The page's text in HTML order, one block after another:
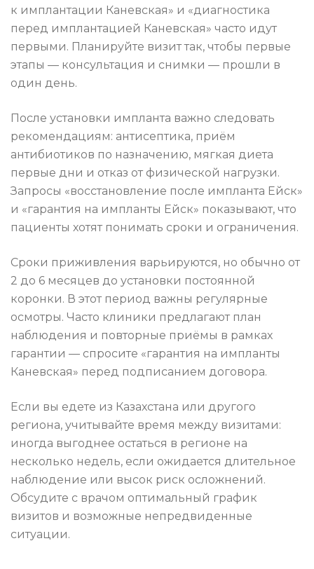
к имплантации Каневская» и «диагностика
перед имплантацией Каневская» часто идут
первыми. Планируйте визит так, чтобы первые
этапы — консультация и снимки — прошли в
один день.
После установки импланта важно следовать
рекомендациям: антисептика, приём
антибиотиков по назначению, мягкая диета
первые дни и отказ от физической нагрузки.
Запросы «восстановление после импланта Ейск»
и «гарантия на импланты Ейск» показывают, что
пациенты хотят понимать сроки и ограничения.
Сроки приживления варьируются, но обычно от
2 до 6 месяцев до установки постоянной
коронки. В этот период важны регулярные
осмотры. Часто клиники предлагают план
наблюдения и повторные приёмы в рамках
гарантии — спросите «гарантия на импланты
Каневская» перед подписанием договора.
Если вы едете из Казахстана или другого
региона, учитывайте время между визитами:
иногда выгоднее остаться в регионе на
несколько недель, если ожидается длительное
наблюдение или высок риск осложнений.
Обсудите с врачом оптимальный график
визитов и возможные непредвиденные
ситуации.